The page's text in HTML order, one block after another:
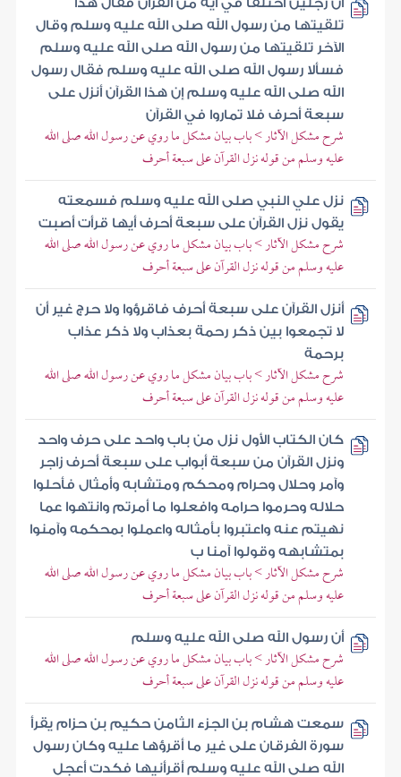
أن رجلين اختلفا في آية من القرآن فقال هذا
تلقيتها من رسول الله صلى الله عليه وسلم وقال
الآخر تلقيتها من رسول الله صلى الله عليه وسلم
فسألا رسول الله صلى الله عليه وسلم فقال رسول
الله صلى الله عليه وسلم إن هذا القرآن أنزل على
سبعة أحرف فلا تماروا في القرآن
شرح مشكل الآثار > باب بيان مشكل ما روي عن رسول الله صلى الله
عليه وسلم من قوله نزل القرآن على سبعة أحرف
نزل علي النبي صلى الله عليه وسلم فسمعته
يقول نزل القرآن على سبعة أحرف أيها قرأت أصبت
شرح مشكل الآثار > باب بيان مشكل ما روي عن رسول الله صلى الله
عليه وسلم من قوله نزل القرآن على سبعة أحرف
أنزل القرآن على سبعة أحرف فاقرؤوا ولا حرج غير أن
لا تجمعوا بين ذكر رحمة بعذاب ولا ذكر عذاب
برحمة
شرح مشكل الآثار > باب بيان مشكل ما روي عن رسول الله صلى الله
عليه وسلم من قوله نزل القرآن على سبعة أحرف
كان الكتاب الأول نزل من باب واحد على حرف واحد
ونزل القرآن من سبعة أبواب على سبعة أحرف زاجر
وآمر وحلال وحرام ومحكم ومتشابه وأمثال فأحلوا
حلاله وحرموا حرامه وافعلوا ما أمرتم وانتهوا عما
نهيتم عنه واعتبروا بأمثاله واعملوا بمحكمه وآمنوا
بمتشابهه وقولوا آمنا ب
شرح مشكل الآثار > باب بيان مشكل ما روي عن رسول الله صلى الله
عليه وسلم من قوله نزل القرآن على سبعة أحرف
أن رسول الله صلى الله عليه وسلم
شرح مشكل الآثار > باب بيان مشكل ما روي عن رسول الله صلى الله
عليه وسلم من قوله نزل القرآن على سبعة أحرف
سمعت هشام بن الجزء الثامن حكيم بن حزام يقرأ
سورة الفرقان على غير ما أقرؤها عليه وكان رسول
الله صلى الله عليه وسلم أقرأنيها فكدت أعجل